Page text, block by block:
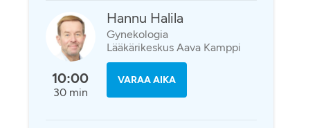
10:00
30 min
Hannu Halila
Gynekologia
Lääkärikeskus Aava Kamppi
VARAA AIKA